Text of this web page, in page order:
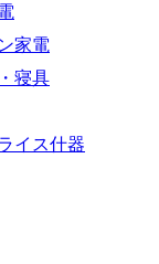
家電
寝具
イス什器